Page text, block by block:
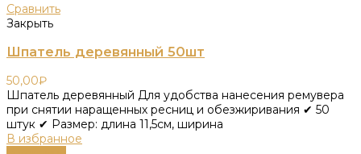
Сравнить
Закрыть
Шпатель деревянный 50шт
50,00₽
Шпатель деревянный Для удобства нанесения ремувера
при снятии наращенных ресниц и обезжиривания ✔ 50
штук ✔ Размер: длина 11,5см, ширина
В избранное